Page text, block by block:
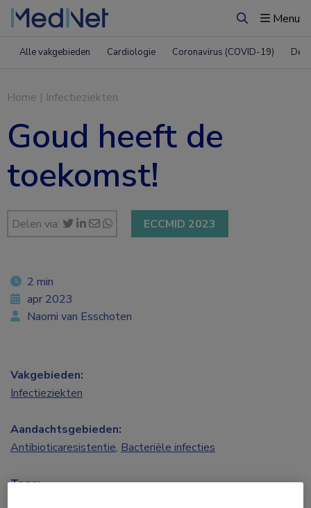
ZoekenMenu
Alle vakgebieden Cardiologie Coronavirus (COVID-19)
Home | Infectieziekten
Goud heeft de
toekomst!
Delen via: ECCMID 2023
2 min
apr 2023
Naomi van Esschoten
Vakgebieden:
Infectieziekten
Aandachtsgebieden:
Antibioticaresistentie, Bacteriële infecties
Tags: